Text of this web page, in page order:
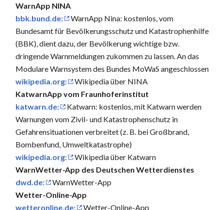
WarnApp NINA
bbk.bund.de:
WarnApp Nina: kostenlos, vom
Bundesamt für Bevölkerungsschutz und Katastrophenhilfe
(BBK), dient dazu, der Bevölkerung wichtige bzw.
dringende Warnmeldungen zukommen zu lassen. An das
Modulare Warnsystem des Bundes MoWaS angeschlossen
wikipedia.org:
Wikipedia über NINA
KatwarnApp vom Fraunhoferinstitut
katwarn.de:
Katwarn: kostenlos, mit Katwarn werden
Warnungen vom Zivil- und Katastrophenschutz in
Gefahrensituationen verbreitet (z. B. bei Großbrand,
Bombenfund, Umweltkatastrophe)
wikipedia.org:
Wikipedia über Katwarn
WarnWetter-App des Deutschen Wetterdienstes
dwd.de:
WarnWetter-App
Wetter-Online-App
wetteronline.de:
Wetter-Online-App